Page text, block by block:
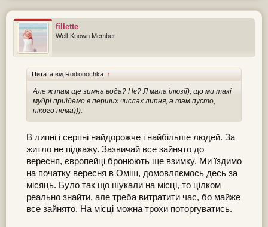
fillette
Well-Known Member
Цитата від Rodionochka: ↑
Але ж там ще зимна вода? Нє? Я мала ілюзії), що ми такі
мудрі приїдемо в перших числах липня, а там пусто,
нікого нема))).
В липні і серпні найдорожче і найбільше людей. За
житло не підкажу. Зазвичай все зайнято до
вересня, європейці бронюють ще взимку. Ми їздимо
на початку вересня в Оміш, домовляємось десь за
місяць. Було так що шукали на місці, то цілком
реально знайти, але треба витратити час, бо майже
все зайнято. На місці можна трохи поторгуватись.